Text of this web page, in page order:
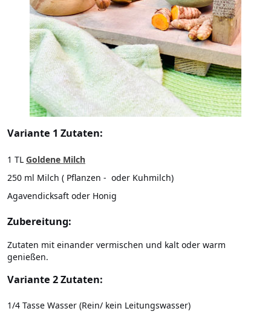
Variante 1 Zutaten:
1 TL Goldene Milch
250 ml Milch ( Pflanzen - oder Kuhmilch)
Agavendicksaft oder Honig
Zubereitung:
Zutaten mit einander vermischen und kalt oder warm
genießen.
Variante 2 Zutaten:
1/4 Tasse Wasser (Rein/ kein Leitungswasser)